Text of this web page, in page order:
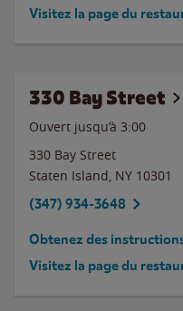
Visitez la page du
330 Bay Street
Ouvert jusqu’à 3:00
330 Bay Street
Staten Island, NY 10301
(347) 934-3648
Obtenez des
Visitez la page du